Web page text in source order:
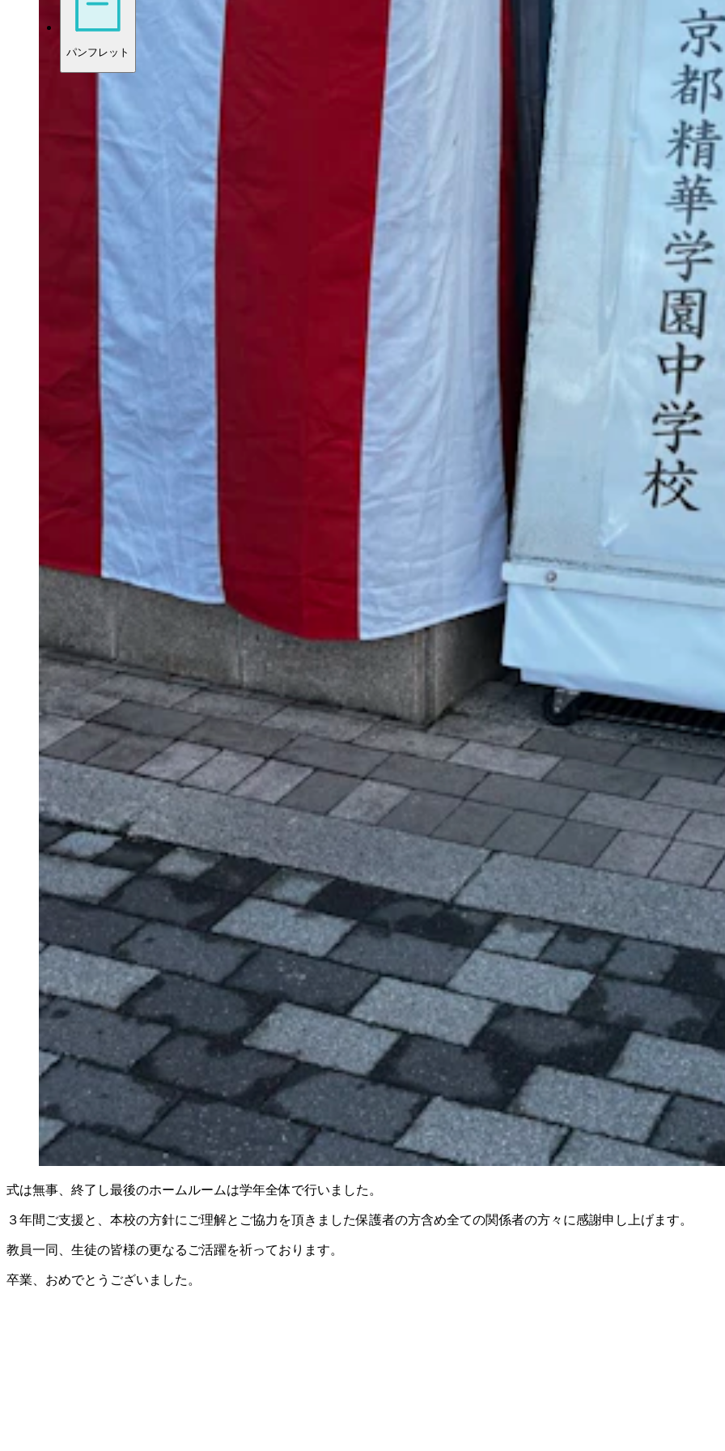
パンフレット
式は無事、終了し最後のホームルームは学年全体で行いました。
３年間ご支援と、本校の方針にご理解とご協力を頂きました保護者の方含め全ての関係者の方々に感謝申し上げます。
教員一同、生徒の皆様の更なるご活躍を祈っております。
卒業、おめでとうございました。